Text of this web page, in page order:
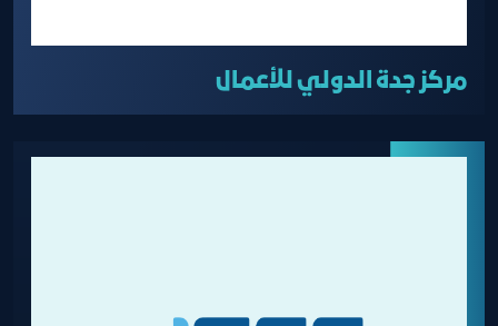
مركز جدة الدولي للأعمال